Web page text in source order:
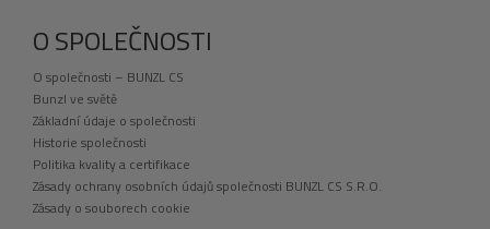
O SPOLEČNOSTI
O společnosti – BUNZL CS
Bunzl ve světě
Základní údaje o společnosti
Historie společnosti
Politika kvality a certifikace
Zásady ochrany osobních údajů společnosti BUNZL CS S.R.O.
Zásady o souborech cookie